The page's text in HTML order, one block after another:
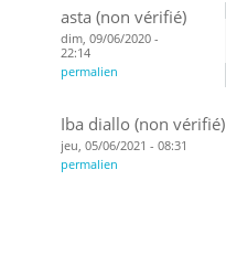
asta (non vérifié)
dim, 09/06/2020 -
22:14
permalien
Iba diallo (non vérifié)
jeu, 05/06/2021 - 08:31
permalien